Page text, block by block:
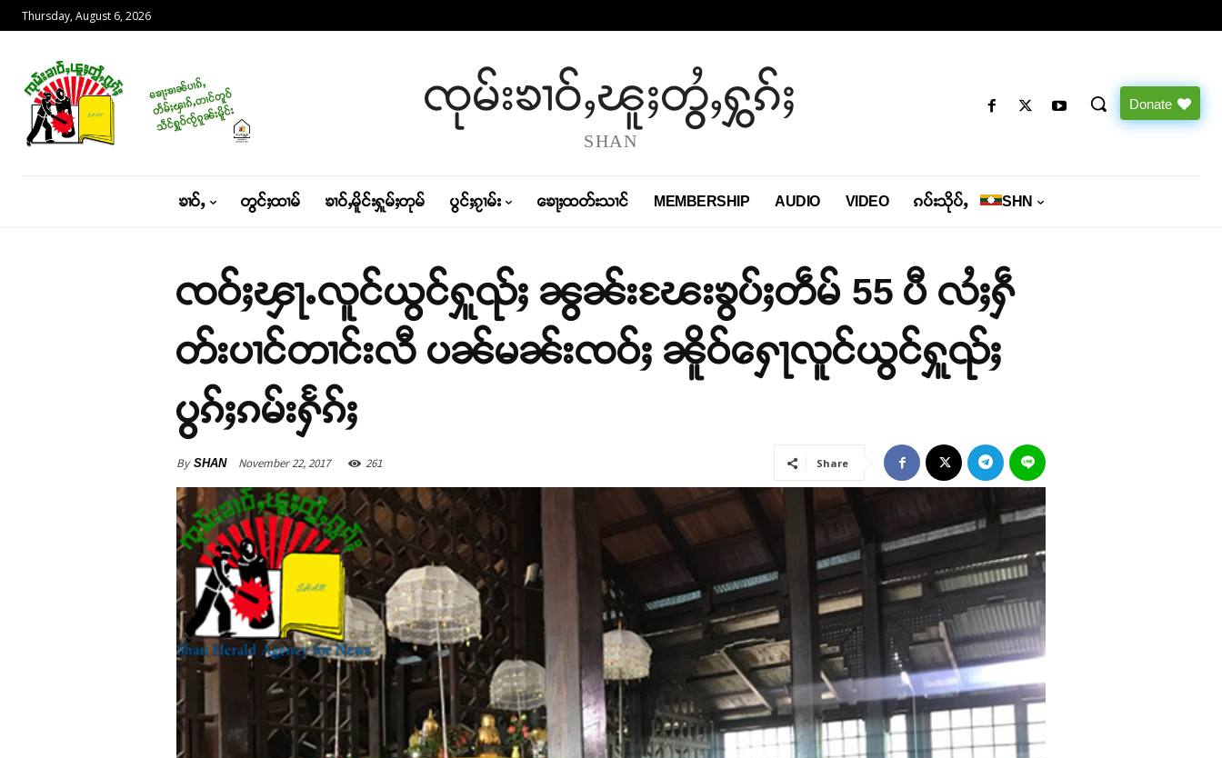
Thursday, August 6, 2026
ၸုမ်းၶၢဝ်ႇၽူႈတွႆႇႁွၵ်ႈ
SHAN
Donate
ၶၢဝ်ႇ တွင်ႈထၢမ် ၶၢဝ်ႇမိူင်းႁူမ်ႈတုမ် ပွင်ႈၵႂၢမ်း ၶေႃႈထတ်းသၢင် MEMBERSHIP AUDIO VIDEO ၵပ်းသိုပ်ႇ SHN
ၸဝ်ႈၾႃႉလူင်ယွင်ႁူၺ်ႈ ၼွၼ်းၽႄးၶွပ်ႈတဵမ် 55 ပီ လႆႈႁဵ
တ်းပၢင်တၢင်းလီ ပၼ်မၼ်းၸဝ်ႈ ၼိူဝ်ႁေႃလူင်ယွင်ႁူၺ်ႈ
ပွၵ်ႈၵမ်းႁႅၵ်ႈ
By SHAN November 22, 2017 261 Share